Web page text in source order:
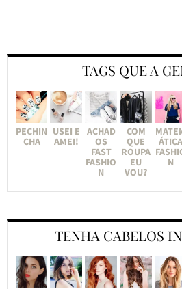
TAGS QUE A
PECHIN
CHA
USEI E
AMEI!
ACHAD
OS
FAST
FASHIO
N
COM
QUE
ROUPA
EU
VOU?
ÁTICA
N
TENHA CABELOS